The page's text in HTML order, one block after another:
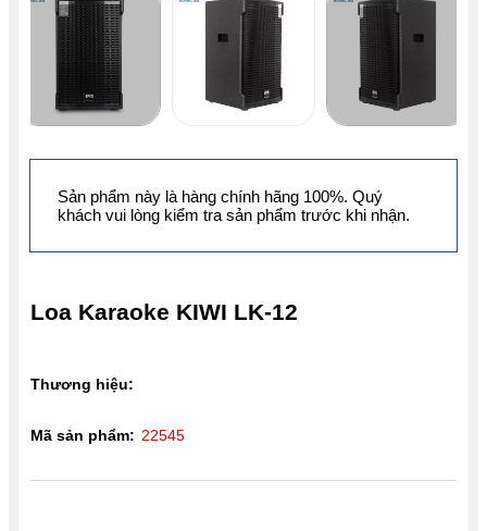
Loa Karaoke KIWI LK-12
Thương hiệu:
Mã sản phẩm: 22545
Sản phẩm này là hàng chính hãng 100%. Quý
khách vui lòng kiểm tra sản phẩm trước khi nhận.